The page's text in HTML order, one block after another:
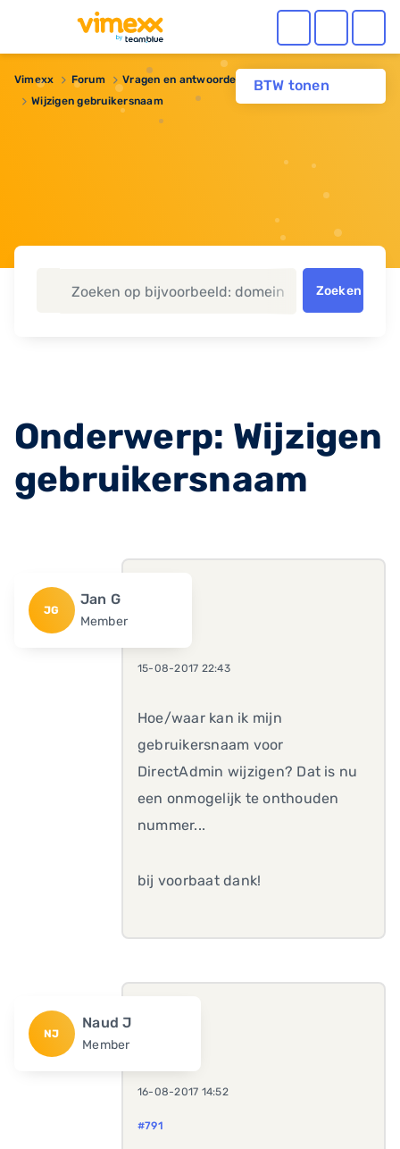
BTW tonen
Vimexx Forum
Vragen en antwoorden
Wijzigen gebruikersnaam
Zoeken
Onderwerp: Wijzigen
gebruikersnaam
JG
Jan G
Member
15-08-2017 22:43
Hoe/waar kan ik mijn
gebruikersnaam voor
DirectAdmin wijzigen? Dat is nu
een onmogelijk te onthouden
nummer...
bij voorbaat dank!
NJ
Naud J
Member
16-08-2017 14:52
#791